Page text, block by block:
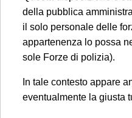
della pubblica
il solo personale delle
appartenenza lo possa
sole Forze di polizia).
In tale contesto appare
eventualmente la giusta